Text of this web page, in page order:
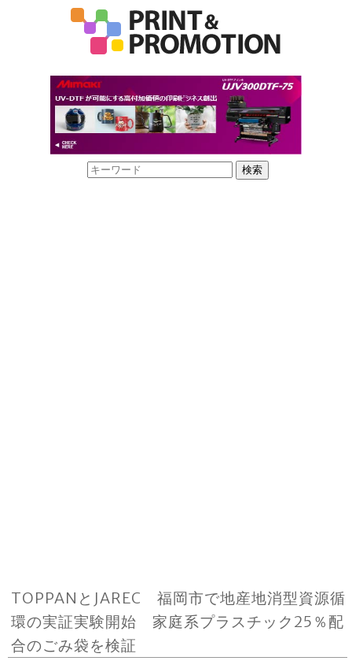
TOPPANとJAREC 福岡市で地産地消型資源循
環の実証実験開始 家庭系プラスチック25％配
合のごみ袋を検証